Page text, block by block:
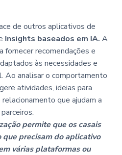
de outros aplicativos de
Insights baseados em IA. A
fornecer recomendações e
às necessidades e
Ao analisar o comportamento
atividades, ideias para
que ajudam a
permite que os casais
precisam do aplicativo
várias plataformas ou